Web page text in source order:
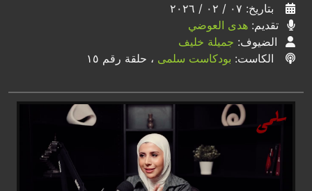
بتاريخ: ٠٧ / ٠٢ / ٢٠٢٦
تقديم: هدى العوضي
الضيوف: جميلة خليف
الكاست: بودكاست سلمى ، حلقة رقم ١٥